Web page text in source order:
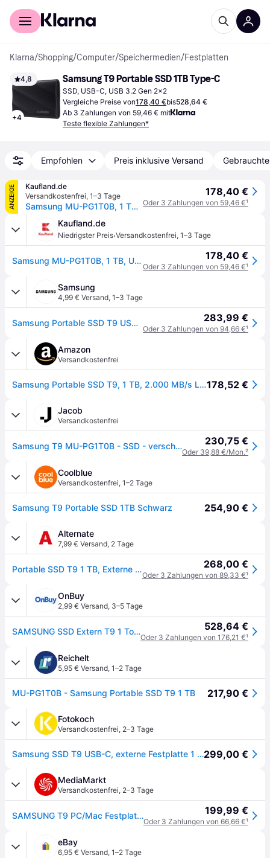
Für Shopper
Klarna/Shopping/Computer/Speichermedien/Festplatten
4,8
+4
Samsung T9 Portable SSD 1TB Type-C
SSD, USB-C, USB 3.2 Gen 2x2
Vergleiche Preise von178,40 €bis528,64 €
Ab 3 Zahlungen von 59,46 € mit
Teste flexible Zahlungen*
Empfohlen Preis inklusive Versand
ANZEIGE
Kaufland.de
Versandkostenfrei, 1–3 Tage
Samsung MU-PG1T0B, 1 TB, USB Typ-C, USB 3.2 Gen 2x2, 2000 MB/s, Schwarz
178,40 €
Oder 3 Zahlungen von 59,46 €¹
Kaufland.de
Niedrigster Preis·Versandkostenfrei, 1–3 Tage
Samsung MU-PG1T0B, 1 TB, USB Typ-C, USB 3.2 Gen 2x2, 2000 MB/s, Schwarz 178,40 €
Oder 3 Zahlungen von 59,46 €¹
Samsung
4,99 € Versand, 1–3 Tage
Samsung Portable SSD T9 USB 3.2 Gen 2x2 - 1 TB Black 283,99 €
Oder 3 Zahlungen von 94,66 €¹
Amazon
Versandkostenfrei
Samsung Portable SSD T9, 1 TB, 2.000 MB/s Lesen, 2.000 MB/s Schreiben, USB 3.2 Gen.2x2, Externe Festplatte für professionelle Anwender, Kompatibel mit Mac, PC, Smartphone und 12K Kameras, MU-PG1T0B/EU178,52 €
Jacob
Versandkostenfrei
Samsung T9 MU-PG1T0B - SSD - verschlüsselt - 1 TB - extern (tragbar) - PCs, Macs, Android-Geräte, Smart TVs - USB 3.2 Gen 2x2 (USB-C Steckverbinder) - 256-Bit-AES - Schwarz (MU-PG1T0B/EU) 230,75 €
Oder 39,88 €/Mon.²
Coolblue
Versandkostenfrei, 1–2 Tage
Samsung T9 Portable SSD 1TB Schwarz 254,90 €
Alternate
7,99 € Versand, 2 Tage
Portable SSD T9 1 TB, Externe SSD 268,00 €
Oder 3 Zahlungen von 89,33 €¹
OnBuy
2,99 € Versand, 3–5 Tage
SAMSUNG SSD Extern T9 1 To MU-PG1T0B/EU 528,64 €
Oder 3 Zahlungen von 176,21 €¹
Reichelt
5,95 € Versand, 1–2 Tage
MU-PG1T0B - Samsung Portable SSD T9 1 TB 217,90 €
Fotokoch
Versandkostenfrei, 2–3 Tage
Samsung SSD T9 USB-C, externe Festplatte 1 TB schwarz299,00 €
MediaMarkt
Versandkostenfrei, 2–3 Tage
SAMSUNG T9 PC/Mac Festplatte, 1 TB SSD, extern, Grau 199,99 €
Oder 3 Zahlungen von 66,66 €¹
eBay
6,95 € Versand, 1–2 Tage